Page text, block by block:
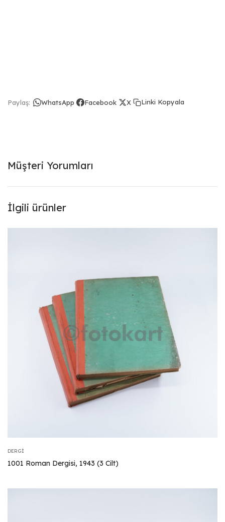
Paylaş: WhatsApp Facebook X Linki Kopyala
Müşteri Yorumları
İlgili ürünler
DERGI
1001 Roman Dergisi, 1943 (3 Cilt)